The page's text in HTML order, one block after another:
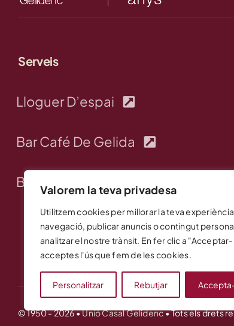
Valorem la teva privadesa
Utilitzem cookies per millorar la teva
navegació, publicar anuncis o contingut
analitzar el nostre trànsit. En fer clic a
acceptes l'ús que fem de les cookies.
Personalitzar Rebutjar
Serveis
Lloguer D’espai
Bar Café De Gelida
Bar Pista Jardí
© 1950 - 2026 •Unió Casal Gelidenc• Tots els drets